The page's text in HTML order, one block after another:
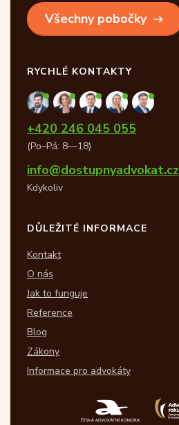
Všechny pobočky
RYCHLÉ KONTAKTY
+420 246 045 055
(Po–Pá: 8—18)
info@dostupnyadvokat.cz
Kdykoliv
DŮLEŽITÉ INFORMACE
Kontakt
O nás
Jak to funguje
Reference
Blog
Zákony
Informace pro advokáty